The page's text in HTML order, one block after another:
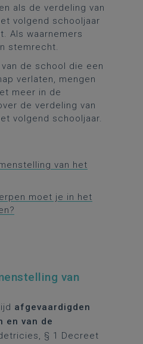
als de verdeling van
volgend schooljaar
Als waarnemers
stemrecht.
de school die een
verlaten, mengen
meer in de
de verdeling van
volgend schooljaar.
van het
moet je in het
van
afgevaardigden
en van de
§ 1 Decreet